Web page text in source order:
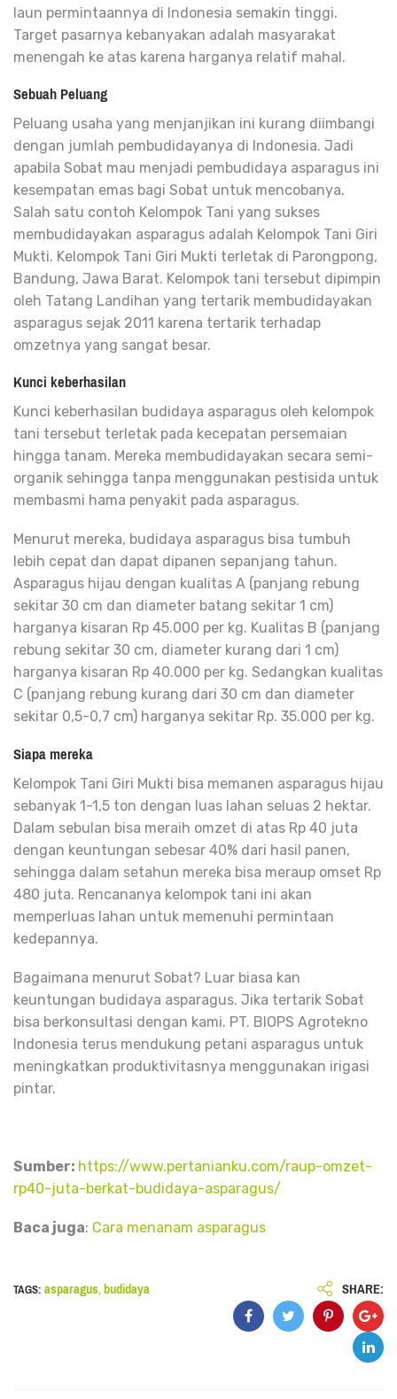
laun permintaannya di Indonesia semakin tinggi.
Target pasarnya kebanyakan adalah masyarakat
menengah ke atas karena harganya relatif mahal.
Sebuah Peluang
Peluang usaha yang menjanjikan ini kurang diimbangi
dengan jumlah pembudidayanya di Indonesia. Jadi
apabila Sobat mau menjadi pembudidaya asparagus ini
kesempatan emas bagi Sobat untuk mencobanya.
Salah satu contoh Kelompok Tani yang sukses
membudidayakan asparagus adalah Kelompok Tani Giri
Mukti. Kelompok Tani Giri Mukti terletak di Parongpong,
Bandung, Jawa Barat. Kelompok tani tersebut dipimpin
oleh Tatang Landihan yang tertarik membudidayakan
asparagus sejak 2011 karena tertarik terhadap
omzetnya yang sangat besar.
Kunci keberhasilan
Kunci keberhasilan budidaya asparagus oleh kelompok
tani tersebut terletak pada kecepatan persemaian
hingga tanam. Mereka membudidayakan secara semi-
organik sehingga tanpa menggunakan pestisida untuk
membasmi hama penyakit pada asparagus.
Menurut mereka, budidaya asparagus bisa tumbuh
lebih cepat dan dapat dipanen sepanjang tahun.
Asparagus hijau dengan kualitas A (panjang rebung
sekitar 30 cm dan diameter batang sekitar 1 cm)
harganya kisaran Rp 45.000 per kg. Kualitas B (panjang
rebung sekitar 30 cm, diameter kurang dari 1 cm)
harganya kisaran Rp 40.000 per kg. Sedangkan kualitas
C (panjang rebung kurang dari 30 cm dan diameter
sekitar 0,5-0,7 cm) harganya sekitar Rp. 35.000 per kg.
Siapa mereka
Kelompok Tani Giri Mukti bisa memanen asparagus hijau
sebanyak 1-1,5 ton dengan luas lahan seluas 2 hektar.
Dalam sebulan bisa meraih omzet di atas Rp 40 juta
dengan keuntungan sebesar 40% dari hasil panen,
sehingga dalam setahun mereka bisa meraup omset Rp
480 juta. Rencananya kelompok tani ini akan
memperluas lahan untuk memenuhi permintaan
kedepannya.
Bagaimana menurut Sobat? Luar biasa kan
keuntungan budidaya asparagus. Jika tertarik Sobat
bisa berkonsultasi dengan kami. PT. BIOPS Agrotekno
Indonesia terus mendukung petani asparagus untuk
meningkatkan produktivitasnya menggunakan irigasi
pintar.
Sumber: https://www.pertanianku.com/raup-omzet-
rp40-juta-berkat-budidaya-asparagus/
Baca juga: Cara menanam asparagus
TAGS:asparagus,budidaya SHARE: